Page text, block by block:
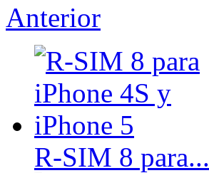
Anterior
R-SIM 8 para...